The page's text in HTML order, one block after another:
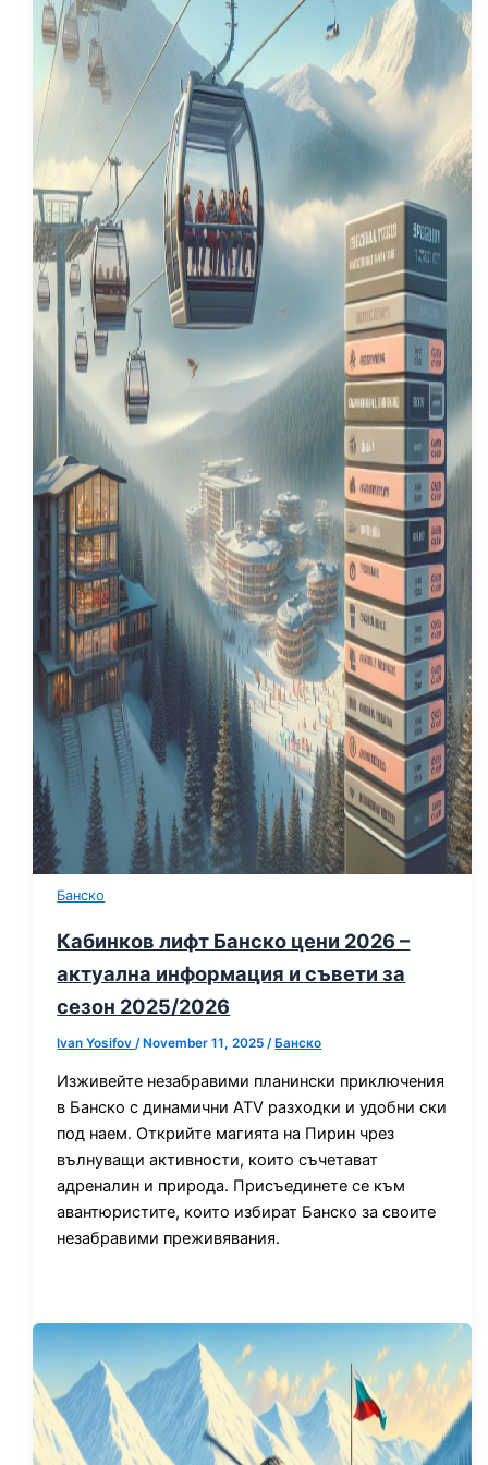
Банско
Кабинков лифт Банско цени 2026 –
актуална информация и съвети за
сезон 2025/2026
Ivan Yosifov /November 11, 2025 /Банско
Изживейте незабравими планински приключения
в Банско с динамични ATV разходки и удобни ски
под наем. Открийте магията на Пирин чрез
вълнуващи активности, които съчетават
адреналин и природа. Присъединете се към
авантюристите, които избират Банско за своите
незабравими преживявания.